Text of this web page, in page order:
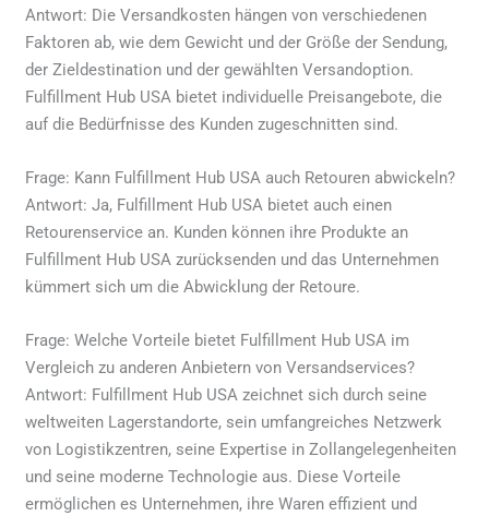
Antwort: Die Versandkosten hängen von verschiedenen
Faktoren ab, wie dem Gewicht und der Größe der Sendung,
der Zieldestination und der gewählten Versandoption.
Fulfillment Hub USA bietet individuelle Preisangebote, die
auf die Bedürfnisse des Kunden zugeschnitten sind.
Frage: Kann Fulfillment Hub USA auch Retouren abwickeln?
Antwort: Ja, Fulfillment Hub USA bietet auch einen
Retourenservice an. Kunden können ihre Produkte an
Fulfillment Hub USA zurücksenden und das Unternehmen
kümmert sich um die Abwicklung der Retoure.
Frage: Welche Vorteile bietet Fulfillment Hub USA im
Vergleich zu anderen Anbietern von Versandservices?
Antwort: Fulfillment Hub USA zeichnet sich durch seine
weltweiten Lagerstandorte, sein umfangreiches Netzwerk
von Logistikzentren, seine Expertise in Zollangelegenheiten
und seine moderne Technologie aus. Diese Vorteile
ermöglichen es Unternehmen, ihre Waren effizient und